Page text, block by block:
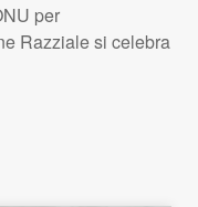
per
Razziale si celebra